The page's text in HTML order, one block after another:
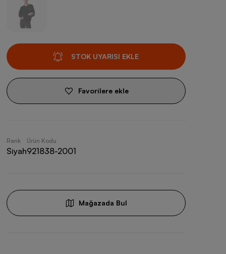
STOK UYARISI EKLE
Favorilere ekle
Renk
Siyah
Ürün Kodu
921838-2001
Mağazada Bul